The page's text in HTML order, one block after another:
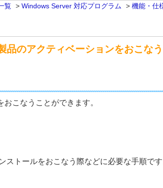
覧 > Windows Server 対応プログラム > 機能・仕
品のアクティベーションをおこな
こなうことができます。
ストールをおこなう際などに必要な手順で